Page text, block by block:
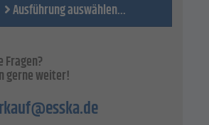
Ausführung auswählen...
Fragen?
gerne weiter!